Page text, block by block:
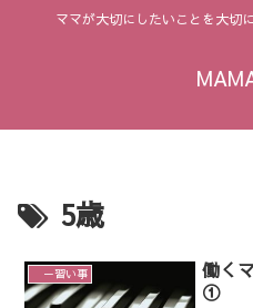
ママが大切にしたいことを大切
5歳
－習い事
働く
①